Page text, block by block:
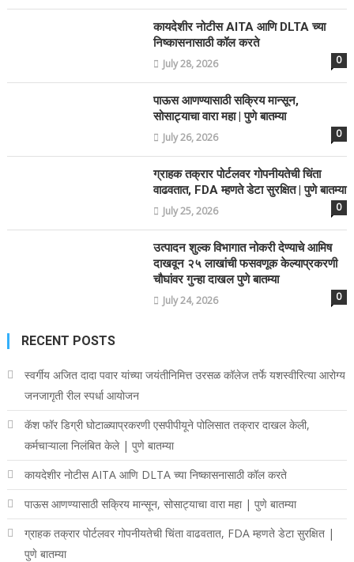
कायदेशीर नोटीस AITA आणि DLTA च्या
निष्कासनासाठी कॉल करते
July 28, 2026 0
पाऊस आणण्यासाठी सक्रिय मान्सून,
सोसाट्याचा वारा महा | पुणे बातम्या
July 26, 2026 0
ग्राहक तक्रार पोर्टलवर गोपनीयतेची चिंता
वाढवतात, FDA म्हणते डेटा सुरक्षित | पुणे बातम्या
July 25, 2026 0
उत्पादन शुल्क विभागात नोकरी देण्याचे आमिष
दाखवून २५ लाखांची फसवणूक केल्याप्रकरणी
चौघांवर गुन्हा दाखल पुणे बातम्या
July 24, 2026 0
RECENT POSTS
स्वर्गीय अजित दादा पवार यांच्या जयंतीनिमित्त उरसळ कॉलेज तर्फे यशस्वीरित्या आरोग्य
जनजागृती रील स्पर्धा आयोजन
कॅश फॉर डिग्री घोटाळ्याप्रकरणी एसपीपीयूने पोलिसात तक्रार दाखल केली,
कर्मचाऱ्याला निलंबित केले | पुणे बातम्या
कायदेशीर नोटीस AITA आणि DLTA च्या निष्कासनासाठी कॉल करते
पाऊस आणण्यासाठी सक्रिय मान्सून, सोसाट्याचा वारा महा | पुणे बातम्या
ग्राहक तक्रार पोर्टलवर गोपनीयतेची चिंता वाढवतात, FDA म्हणते डेटा सुरक्षित |
पुणे बातम्या